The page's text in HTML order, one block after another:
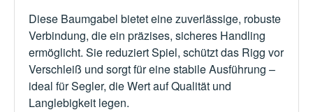
Diese Baumgabel bietet eine zuverlässige, robuste
Verbindung, die ein präzises, sicheres Handling
ermöglicht. Sie reduziert Spiel, schützt das Rigg vor
Verschleiß und sorgt für eine stabile Ausführung –
ideal für Segler, die Wert auf Qualität und
Langlebigkeit legen.